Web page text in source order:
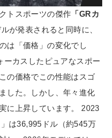
トスポーツの傑作 「GRカ
が発表されると同時に、
は「価格」の変化でし
ーカスしたピュアなスポー
の価格でこの性能はスゴ
した。しかし、年々進化
に上昇しています。 2023
は36,995ドル（約545万